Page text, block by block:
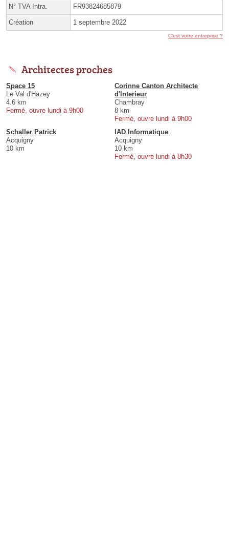
N° TVA Intra. FR93824685879
Création 1 septembre 2022
C'est votre entreprise ?
Architectes proches
Space 15
Le Val d'Hazey
4.6 km
Fermé, ouvre lundi à 9h00
Corinne Canton Architecte
d'Interieur
Chambray
8 km
Fermé, ouvre lundi à 9h00
Schaller Patrick
Acquigny
10 km
IAD Informatique
Acquigny
10 km
Fermé, ouvre lundi à 8h30